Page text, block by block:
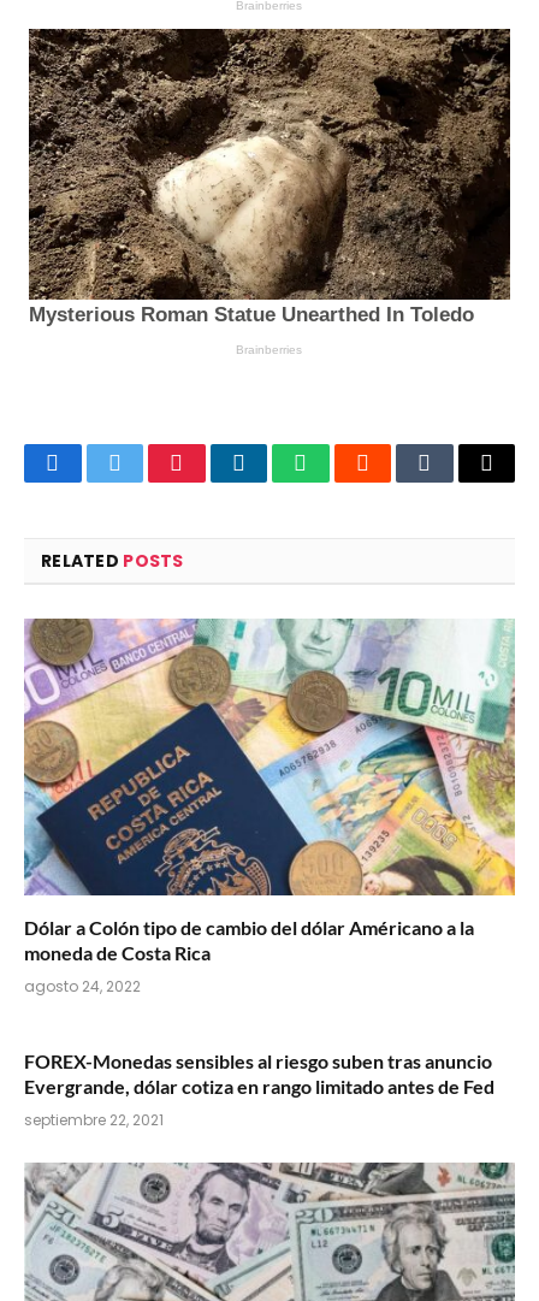
FacebookTwitterPinterestLinkedInWhatsAppRedditTumblrEmail
RELATED POSTS
Dólar a Colón tipo de cambio del dólar Américano a la
moneda de Costa Rica
agosto 24, 2022
FOREX-Monedas sensibles al riesgo suben tras anuncio
Evergrande, dólar cotiza en rango limitado antes de Fed
septiembre 22, 2021